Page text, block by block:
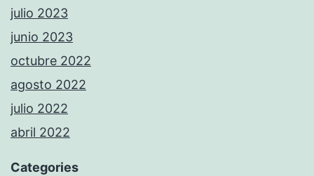
julio 2023
junio 2023
octubre 2022
agosto 2022
julio 2022
abril 2022
Categories